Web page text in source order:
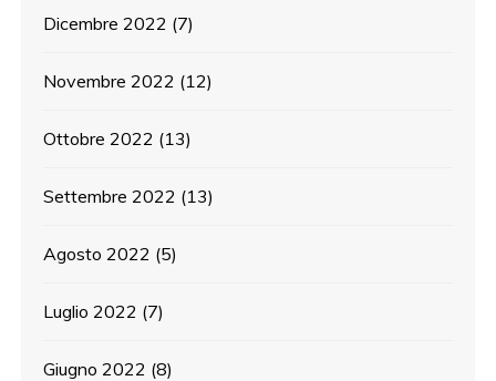
Dicembre 2022 (7)
Novembre 2022 (12)
Ottobre 2022 (13)
Settembre 2022 (13)
Agosto 2022 (5)
Luglio 2022 (7)
Giugno 2022 (8)